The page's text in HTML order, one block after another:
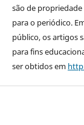
são de
para o periódico.
público, os artigos
para fins
ser obtidos em